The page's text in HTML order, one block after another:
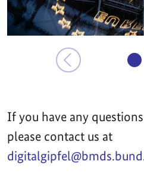
If you have any
please contact us at